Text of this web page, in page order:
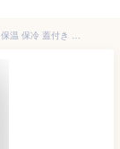
MokuMoku サーモマグ マグカップ タンブラー 名入れ 保温 保冷 蓋付き サーモステンレス ステンレスタンブラー ギフト プレゼント 保冷保温 おしゃれ 260ml (ホワイト)